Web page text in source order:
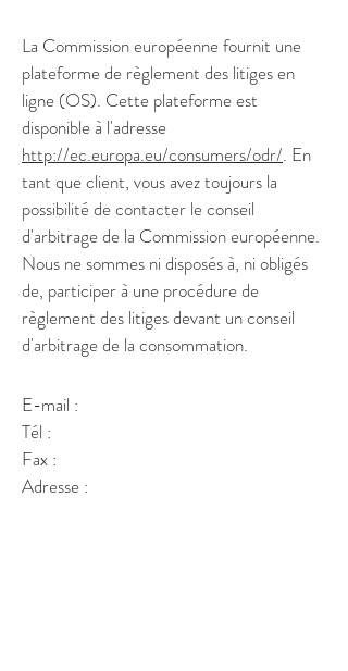
La Commission européenne fournit une
plateforme de règlement des litiges en
ligne (OS). Cette plateforme est
disponible à l'adresse
http://ec.europa.eu/consumers/odr/. En
tant que client, vous avez toujours la
possibilité de contacter le conseil
d'arbitrage de la Commission européenne.
Nous ne sommes ni disposés à, ni obligés
de, participer à une procédure de
règlement des litiges devant un conseil
d'arbitrage de la consommation.
E-mail :
Tél :
Fax :
Adresse :